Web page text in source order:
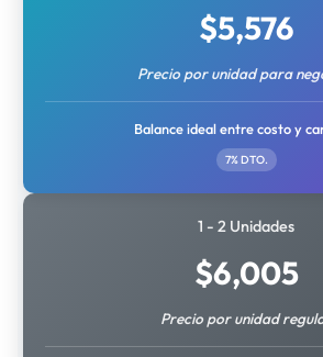
$5,576
Precio por unidad para
Balance ideal entre costo y
7% DTO.
1 - 2 Unidades
$6,005
Precio por unidad